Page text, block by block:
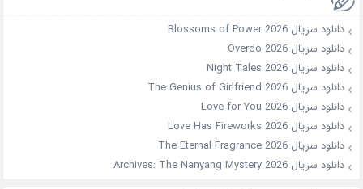
دانلود سریال Blossoms of Power 2026
دانلود سریال Overdo 2026
دانلود سریال Night Tales 2026
دانلود سریال The Genius of Girlfriend 2026
دانلود سریال Love for You 2026
دانلود سریال Love Has Fireworks 2026
دانلود سریال The Eternal Fragrance 2026
دانلود سریال Archives: The Nanyang Mystery 2026